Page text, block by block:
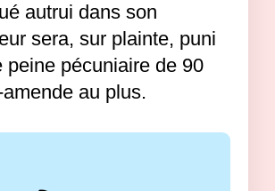
autrui dans son
sera, sur plainte, puni
peine pécuniaire de 90
au plus.